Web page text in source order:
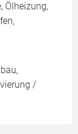
Ölheizung,
/